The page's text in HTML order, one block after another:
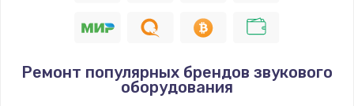
Ремонт популярных брендов звукового
оборудования